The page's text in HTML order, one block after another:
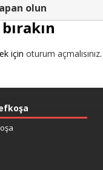
olun
için oturum açmalısınız.